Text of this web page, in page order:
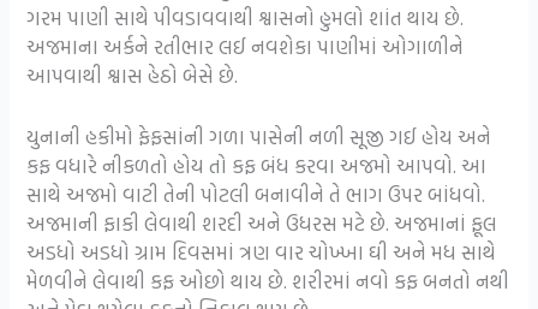
ગરમ પાણી સાથે પીવડાવવાથી શ્વાસનો હુમલો શાંત થાય છે.
અજમાના અર્કને રતીભાર લઈ નવશેકા પાણીમાં ઓગાળીને
આપવાથી શ્વાસ હેઠો બેસે છે.
યુનાની હકીમો ફેફસાંની ગળા પાસેની નળી સૂજી ગઈ હોય અને
કફ વધારે નીકળતો હોય તો કફ બંધ કરવા અજમો આપવો. આ
સાથે અજમો વાટી તેની પોટલી બનાવીને તે ભાગ ઉપર બાંધવો.
અજમાની ફાકી લેવાથી શરદી અને ઉધરસ મટે છે. અજમાનાં ફૂલ
અડધો અડધો ગ્રામ દિવસમાં ત્રણ વાર ચોખ્ખા ઘી અને મધ સાથે
મેળવીને લેવાથી કફ ઓછો થાય છે. શરીરમાં નવો કફ બનતો નથી